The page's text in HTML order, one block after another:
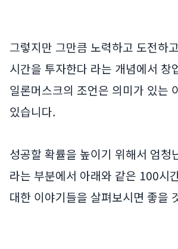
그렇지만 그만큼 노력하고 도전하
시간을 투자한다 라는 개념에서 창
일론머스크의 조언은 의미가 있는
있습니다.
성공할 확률을 높이기 위해서 엄청
라는 부분에서 아래와 같은 100시
대한 이야기들을 살펴보시면 좋을